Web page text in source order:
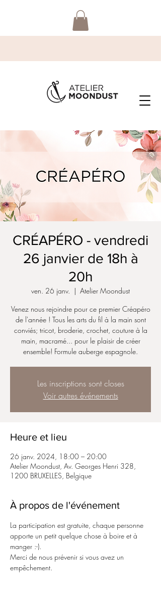
CRÉAPÉRO - vendredi
26 janvier de 18h à
20h
ven. 26 janv.
  |
Atelier Moondust
Venez nous rejoindre pour ce premier Créapéro
de l'année ! Tous les arts du fil à la main sont
conviés; tricot, broderie, crochet, couture à la
main, macramé... pour le plaisir de créer
ensemble! Formule auberge espagnole.
Les inscriptions sont closes
Voir autres événements
Heure et lieu
26 janv. 2024, 18:00 – 20:00
Atelier Moondust, Av. Georges Henri 328,
1200 BRUXELLES, Belgique
À propos de l'événement
La participation est gratuite, chaque personne
apporte un petit quelque chose à boire et à
manger :-).
Merci de nous prévenir si vous avez un
empêchement.